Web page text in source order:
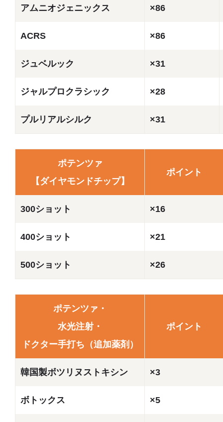
アムニオジェニックス ×86
ACRS ×86
ジュベルック ×31
ジャルプロクラシック ×28
プルリアルシルク ×31
ポテンツァ
【ダイヤモンドチップ】
ポイント
300ショット ×16
400ショット ×21
500ショット ×26
ポテンツァ・
水光注射・
ドクター手打ち（追加薬剤）
ポイント
韓国製ボツリヌストキシン ×3
ボトックス ×5